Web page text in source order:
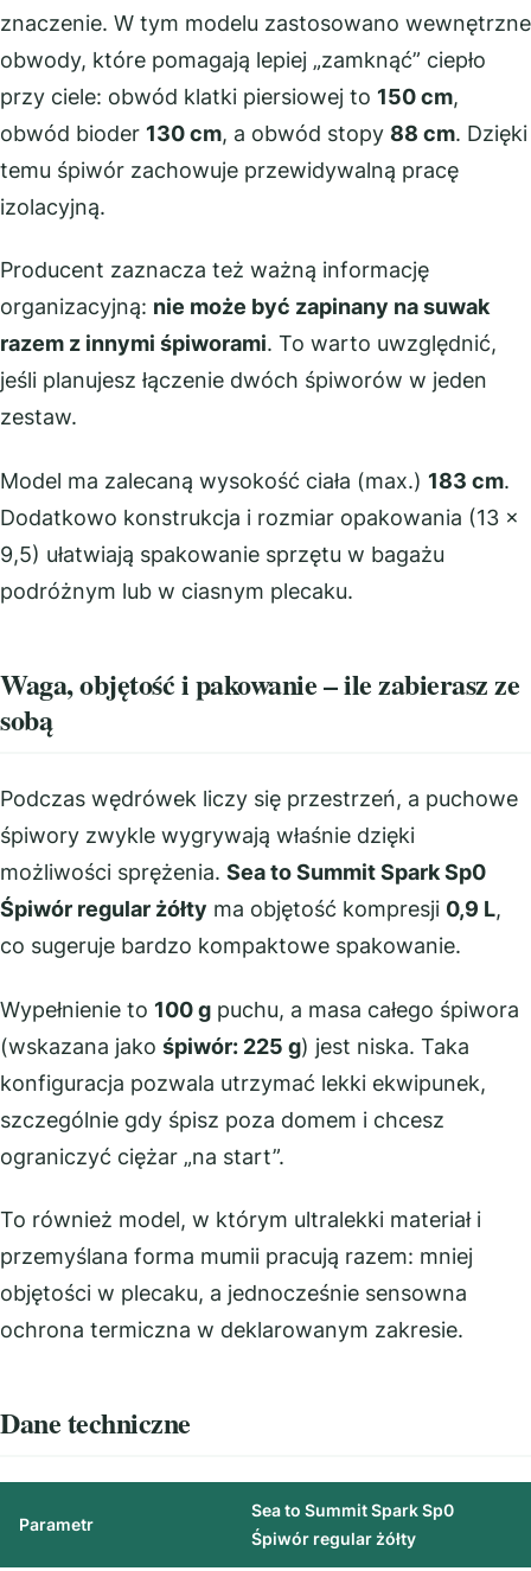
znaczenie. W tym modelu zastosowano wewnętrzne
obwody, które pomagają lepiej „zamknąć” ciepło
przy ciele: obwód klatki piersiowej to 150 cm,
obwód bioder 130 cm, a obwód stopy 88 cm. Dzięki
temu śpiwór zachowuje przewidywalną pracę
izolacyjną.
Producent zaznacza też ważną informację
organizacyjną: nie może być zapinany na suwak
razem z innymi śpiworami. To warto uwzględnić,
jeśli planujesz łączenie dwóch śpiworów w jeden
zestaw.
Model ma zalecaną wysokość ciała (max.) 183 cm.
Dodatkowo konstrukcja i rozmiar opakowania (13 x
9,5) ułatwiają spakowanie sprzętu w bagażu
podróżnym lub w ciasnym plecaku.
Waga, objętość i pakowanie – ile zabierasz ze
sobą
Podczas wędrówek liczy się przestrzeń, a puchowe
śpiwory zwykle wygrywają właśnie dzięki
możliwości sprężenia. Sea to Summit Spark Sp0
Śpiwór regular żółty ma objętość kompresji 0,9 L,
co sugeruje bardzo kompaktowe spakowanie.
Wypełnienie to 100 g puchu, a masa całego śpiwora
(wskazana jako śpiwór: 225 g) jest niska. Taka
konfiguracja pozwala utrzymać lekki ekwipunek,
szczególnie gdy śpisz poza domem i chcesz
ograniczyć ciężar „na start”.
To również model, w którym ultralekki materiał i
przemyślana forma mumii pracują razem: mniej
objętości w plecaku, a jednocześnie sensowna
ochrona termiczna w deklarowanym zakresie.
Dane techniczne
Parametr
Sea to Summit Spark Sp0
Śpiwór regular żółty